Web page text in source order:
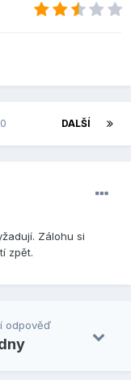
DALŠÍ
Zálohu si
zpět.
odpověď